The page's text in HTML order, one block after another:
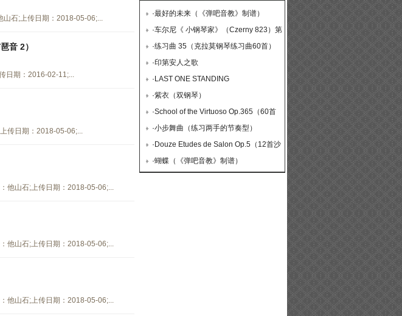
山石;上传日期：2018-05-06;...
音 2）
日期：2016-02-11;...
传日期：2018-05-06;...
他山石;上传日期：2018-05-06;...
他山石;上传日期：2018-05-06;...
他山石;上传日期：2018-05-06;...
·最好的未来（《弹吧音教》制谱）
·车尔尼《 小钢琴家》（Czerny 823）第
36首（曲谱及练习提示）
·练习曲 35（克拉莫钢琴练习曲60首）
·印第安人之歌
· LAST ONE STANDING
·紫衣（双钢琴）
·School of the Virtuoso Op.365（60首
钢琴高级练习曲·45）
·小步舞曲（练习两手的节奏型）
· Douze Etudes de Salon Op.5（12首沙
龙练习曲·9）
·蝴蝶（《弹吧音教》制谱）